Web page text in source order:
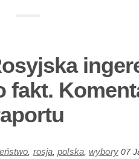
fakt.
rosja ,polska,wybory 07